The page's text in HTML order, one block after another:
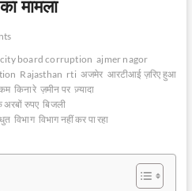
मामला
board corruption ajmer nagor
Rajasthan rti अजमेर आरटीआई ज़रिए हुआ
किनारे ज़मीन पर ज़्यादा
रुपए बिजली
विभाग विभाग नहीं कर पा रहा